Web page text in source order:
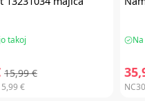
takoj
15,99 €
€